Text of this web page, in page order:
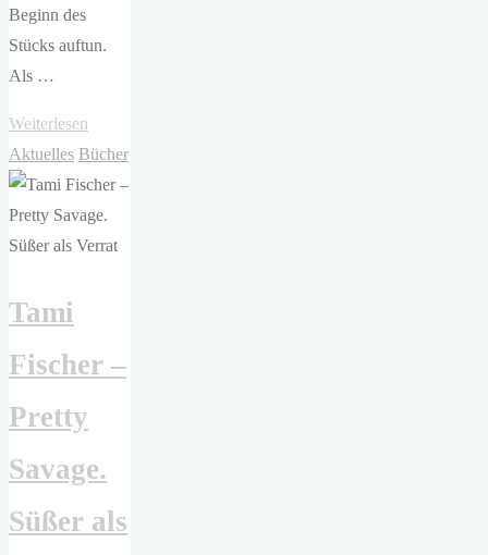
Beginn des
Stücks auftun.
Als …
Weiterlesen
Hoffmann
Theater
–
Leonce
Aktuelles Bücher
Tami
Fischer –
Pretty
Savage.
Süßer als